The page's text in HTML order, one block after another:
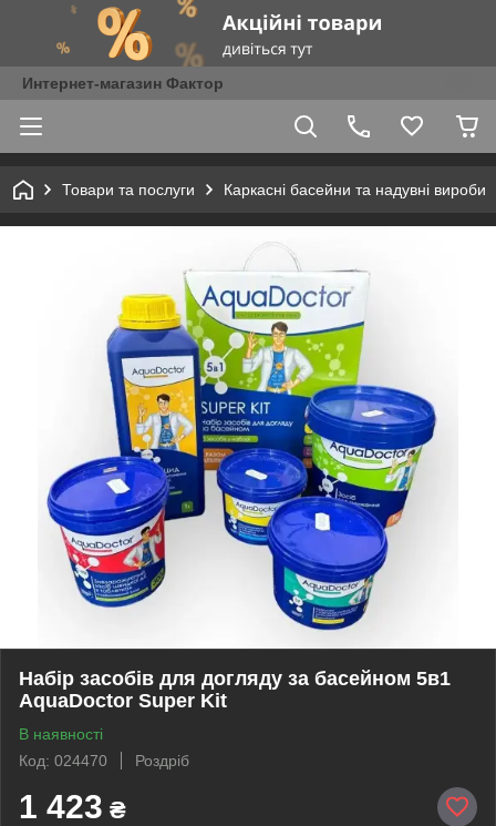
Интернет-магазин Фактор
Товари та послуги Каркасні басейни та надувні вироби
Набір засобів для догляду за басейном 5в1
AquaDoctor Super Kit
В наявності
Код: 024470
Роздріб
1 423 ₴